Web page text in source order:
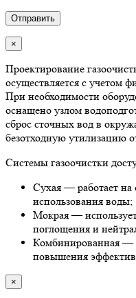
×
Проектирование
осуществляется с учетом
При необходимости
оснащено узлом
сброс сточных вод в
безотходную утилизацию
Системы газоочистки
Сухая — работает на
использования воды;
Мокрая —
поглощения и
Комбинированная —
повышения
×